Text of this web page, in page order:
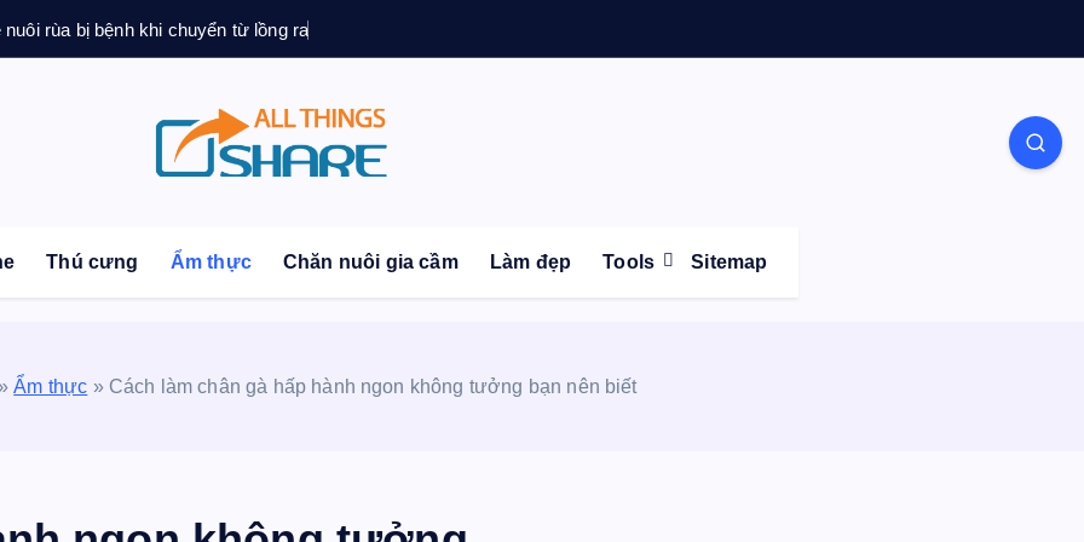
rùa bị bệnh khi chuyển từ lồng ra
Blog | Knowledge | Technology | Tips | Pets | Life
Thú cưng Ẩm thực Chăn nuôi gia cầm Làm đẹp Tools Sitemap
»Ẩm thực » Cách làm chân gà hấp hành ngon không tưởng bạn nên biết